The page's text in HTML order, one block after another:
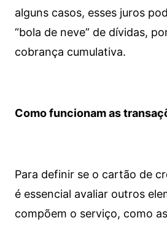
alguns casos, esses juros
“bola de neve” de dívidas,
cobrança cumulativa.
Como funcionam as
Para definir se o cartão de
é essencial avaliar outros
compõem o serviço, como